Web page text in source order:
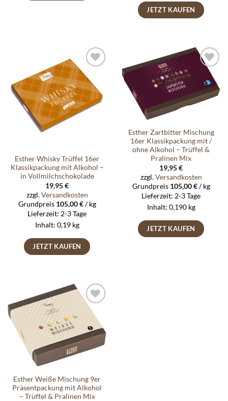
JETZT KAUFEN
Auf die
Wunschliste
Esther Whisky Trüffel 16er
Klassikpackung mit Alkohol –
in Vollmilchschokolade
19,95€
zzgl.Versandkosten
Grundpreis 105,00€/kg
Lieferzeit: 2-3 Tage
Inhalt: 0,19 kg
JETZT KAUFEN
Auf die
Wunschliste
Esther Zartbitter Mischung
16er Klassikpackung mit /
ohne Alkohol – Trüffel &
Pralinen Mix
19,95€
zzgl.Versandkosten
Grundpreis 105,00€/kg
Lieferzeit: 2-3 Tage
Inhalt: 0,190 kg
JETZT KAUFEN
Auf die
Wunschliste
Esther Weiße Mischung 9er
Präsentpackung mit Alkohol
– Trüffel & Pralinen Mix